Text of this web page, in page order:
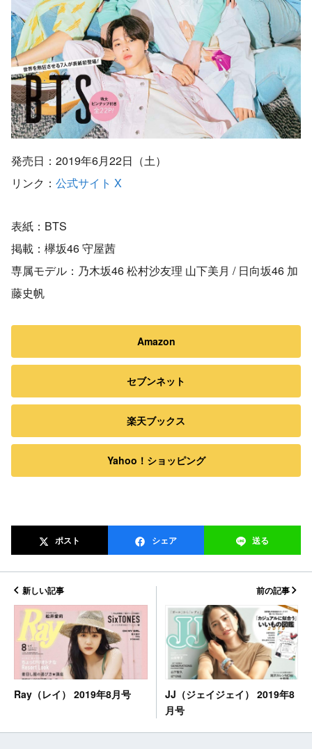
発売日：2019年6月22日（土）
リンク： 公式サイト X
表紙：BTS
掲載：欅坂46 守屋茜
専属モデル：乃木坂46 松村沙友理 山下美月 / 日向坂46 加
藤史帆
Amazon
セブンネット
楽天ブックス
Yahoo！ショッピング
ポスト シェア 送る
新しい記事
Ray（レイ） 2019年8月号
前の記事
JJ（ジェイジェイ） 2019年8
月号